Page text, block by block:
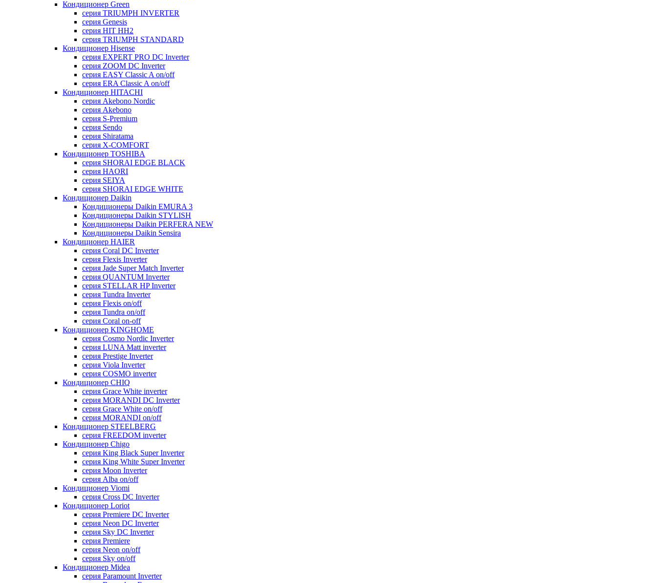
Кондиционер Green
серия TRIUMPH INVERTER
серия Genesis
серия HIT HH2
серия TRIUMPH STANDARD
Кондиционер Hisense
серия EXPERT PRO DC Inverter
серия ZOOM DC Inverter
серия EASY Classic A on/off
серия ERA Classic A on/off
Кондиционер HITACHI
cерия Akebono Nordic
серия Akebono
серия S-Premium
серия Sendo
серия Shiratama
серия X-COMFORT
Кондиционер TOSHIBA
серия SHORAI EDGE BLACK
серия HAORI
серия SEIYA
серия SHORAI EDGE WHITE
Кондиционер Daikin
Кондиционеры Daikin EMURA 3
Кондиционеры Daikin STYLISH
Кондиционеры Daikin PERFERA NEW
Кондиционеры Daikin Sensira
Кондиционер HAIER
серия Coral DC Inverter
серия Flexis Inverter
серия Jade Super Match Inverter
серия QUANTUM Inverter
серия STELLAR HP Inverter
серия Tundra Inverter
серия Flexis on/off
серия Tundra on/off
серия Coral on-off
Кондиционер KINGHOME
серия Cosmo Nordic Inverter
серия LUNA Matt inverter
серия Prestige Inverter
серия Viola Inverter
серия COSMO inverter
Кондиционер CHIQ
серия Grace White inverter
серия MORANDI DC Inverter
серия Grace White on/off
серия MORANDI on/off
Кондиционер STEELBERG
серия FREEDOM inverter
Кондиционер Chigo
серия King Black Super Inverter
серия King White Super Inverter
серия Moon Inverter
серия Alba on/off
Кондиционер Viomi
серия Cross DC Inverter
Кондиционер Loriot
серия Premiere DC Inverter
серия Neon DC Inverter
серия Sky DC Inverter
серия Premiere
серия Neon on/off
серия Sky on/off
Кондиционер Midea
серия Paramount Inverter